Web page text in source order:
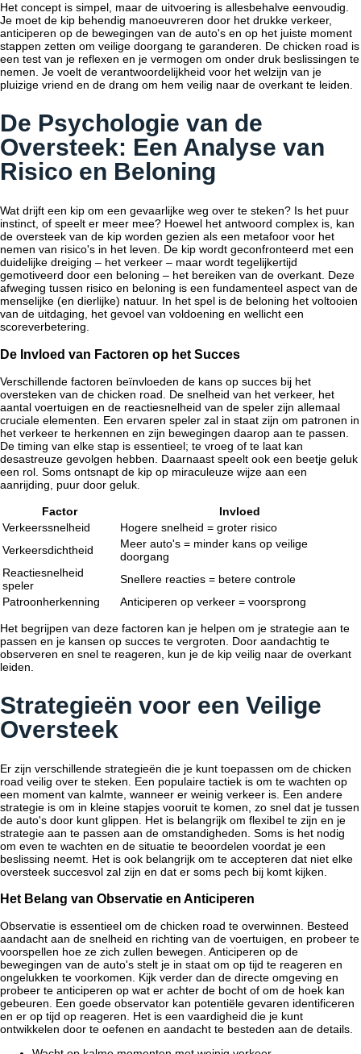
Het concept is simpel, maar de uitvoering is allesbehalve eenvoudig.
Je moet de kip behendig manoeuvreren door het drukke verkeer,
anticiperen op de bewegingen van de auto's en op het juiste moment
stappen zetten om veilige doorgang te garanderen. De chicken road is
een test van je reflexen en je vermogen om onder druk beslissingen te
nemen. Je voelt de verantwoordelijkheid voor het welzijn van je
pluizige vriend en de drang om hem veilig naar de overkant te leiden.
De Psychologie van de
Oversteek: Een Analyse van
Risico en Beloning
Wat drijft een kip om een gevaarlijke weg over te steken? Is het puur
instinct, of speelt er meer mee? Hoewel het antwoord complex is, kan
de oversteek van de kip worden gezien als een metafoor voor het
nemen van risico's in het leven. De kip wordt geconfronteerd met een
duidelijke dreiging – het verkeer – maar wordt tegelijkertijd
gemotiveerd door een beloning – het bereiken van de overkant. Deze
afweging tussen risico en beloning is een fundamenteel aspect van de
menselijke (en dierlijke) natuur. In het spel is de beloning het voltooien
van de uitdaging, het gevoel van voldoening en wellicht een
scoreverbetering.
De Invloed van Factoren op het Succes
Verschillende factoren beïnvloeden de kans op succes bij het
oversteken van de chicken road . De snelheid van het verkeer, het
aantal voertuigen en de reactiesnelheid van de speler zijn allemaal
cruciale elementen. Een ervaren speler zal in staat zijn om patronen in
het verkeer te herkennen en zijn bewegingen daarop aan te passen.
De timing van elke stap is essentieel; te vroeg of te laat kan
desastreuze gevolgen hebben. Daarnaast speelt ook een beetje geluk
een rol. Soms ontsnapt de kip op miraculeuze wijze aan een
aanrijding, puur door geluk.
Factor
Invloed
Verkeerssnelheid
Hogere snelheid = groter risico
Verkeersdichtheid
Meer auto's = minder kans op veilige
doorgang
Reactiesnelheid
speler
Snellere reacties = betere controle
Patroonherkenning
Anticiperen op verkeer = voorsprong
Het begrijpen van deze factoren kan je helpen om je strategie aan te
passen en je kansen op succes te vergroten. Door aandachtig te
observeren en snel te reageren, kun je de kip veilig naar de overkant
leiden.
Strategieën voor een Veilige
Oversteek
Er zijn verschillende strategieën die je kunt toepassen om de chicken
road veilig over te steken. Een populaire tactiek is om te wachten op
een moment van kalmte, wanneer er weinig verkeer is. Een andere
strategie is om in kleine stapjes vooruit te komen, zo snel dat je tussen
de auto's door kunt glippen. Het is belangrijk om flexibel te zijn en je
strategie aan te passen aan de omstandigheden. Soms is het nodig
om even te wachten en de situatie te beoordelen voordat je een
beslissing neemt. Het is ook belangrijk om te accepteren dat niet elke
oversteek succesvol zal zijn en dat er soms pech bij komt kijken.
Het Belang van Observatie en Anticiperen
Observatie is essentieel om de chicken road te overwinnen. Besteed
aandacht aan de snelheid en richting van de voertuigen, en probeer te
voorspellen hoe ze zich zullen bewegen. Anticiperen op de
bewegingen van de auto's stelt je in staat om op tijd te reageren en
ongelukken te voorkomen. Kijk verder dan de directe omgeving en
probeer te anticiperen op wat er achter de bocht of om de hoek kan
gebeuren. Een goede observator kan potentiële gevaren identificeren
en er op tijd op reageren. Het is een vaardigheid die je kunt
ontwikkelen door te oefenen en aandacht te besteden aan de details.